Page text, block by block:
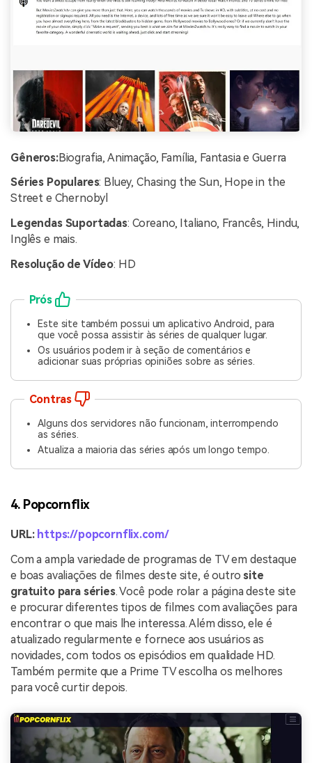
Gêneros:Biografia, Animação, Família, Fantasia e Guerra
Séries Populares: Bluey, Chasing the Sun, Hope in the
Street e Chernobyl
Legendas Suportadas: Coreano, Italiano, Francês, Hindu,
Inglês e mais.
Resolução de Vídeo: HD
Prós
Este site também possui um aplicativo Android, para
que você possa assistir às séries de qualquer lugar.
Os usuários podem ir à seção de comentários e
adicionar suas próprias opiniões sobre as séries.
Contras
Alguns dos servidores não funcionam, interrompendo
as séries.
Atualiza a maioria das séries após um longo tempo.
4. Popcornflix
URL: https://popcornflix.com/
Com a ampla variedade de programas de TV em destaque
e boas avaliações de filmes deste site, é outro site
gratuito para séries. Você pode rolar a página deste site
e procurar diferentes tipos de filmes com avaliações para
encontrar o que mais lhe interessa. Além disso, ele é
atualizado regularmente e fornece aos usuários as
novidades, com todos os episódios em qualidade HD.
Também permite que a Prime TV escolha os melhores
para você curtir depois.